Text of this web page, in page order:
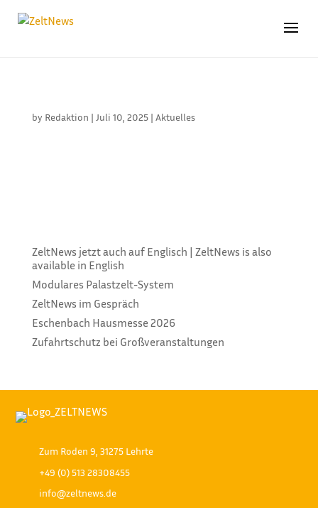
by Redaktion | Juli 10, 2025| Aktuelles
ZeltNews jetzt auch auf Englisch | ZeltNews is also
available in English
Modulares Palastzelt-System
ZeltNews im Gespräch
Eschenbach Hausmesse 2026
Zufahrtschutz bei Großveranstaltungen
Zum Roden 9, 31275 Lehrte
+49 (0) 513 28308455
info@zeltnews.de